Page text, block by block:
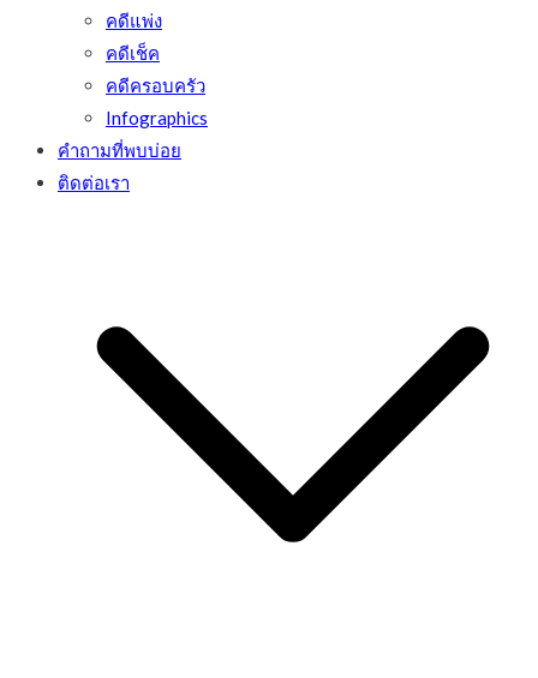
คดีแพ่ง
คดีเช็ค
คดีครอบครัว
Infographics
คำถามที่พบบ่อย
ติดต่อเรา